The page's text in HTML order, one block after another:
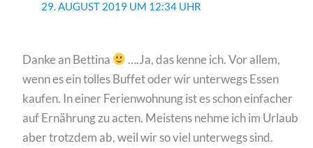
29. AUGUST 2019 UM 12:34 UHR
Danke an Bettina
….Ja, das kenne ich. Vor allem,
wenn es ein tolles Buffet oder wir unterwegs Essen
kaufen. In einer Ferienwohnung ist es schon einfacher
auf Ernährung zu acten. Meistens nehme ich im Urlaub
aber trotzdem ab, weil wir so viel unterwegs sind.